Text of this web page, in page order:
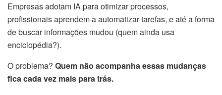
Empresas adotam IA para otimizar processos,
profissionais aprendem a automatizar tarefas, e até a forma
de buscar informações mudou (quem ainda usa
enciclopédia?).
O problema? Quem não acompanha essas mudanças
fica cada vez mais para trás.